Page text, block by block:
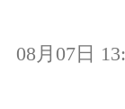
08月07日